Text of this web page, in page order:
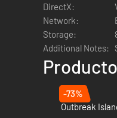
Un juego de
SCUM se ha
Tu salud,
Pero tendrás
DirectX:
Network:
Storage:
Additional Notes:
-73%
Outbreak